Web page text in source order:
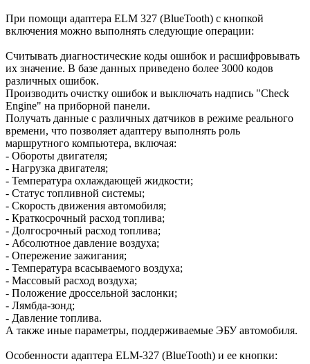
При помощи адаптера ELM 327 (BlueTooth) с кнопкой
включения можно выполнять следующие операции:
Считывать диагностические коды ошибок и расшифровывать
их значение. В базе данных приведено более 3000 кодов
различных ошибок.
Производить очистку ошибок и выключать надпись "Check
Engine" на приборной панели.
Получать данные с различных датчиков в режиме реального
времени, что позволяет адаптеру выполнять роль
маршрутного компьютера, включая:
- Обороты двигателя;
- Нагрузка двигателя;
- Температура охлаждающей жидкости;
- Статус топливной системы;
- Скорость движения автомобиля;
- Краткосрочный расход топлива;
- Долгосрочный расход топлива;
- Абсолютное давление воздуха;
- Опережение зажигания;
- Температура всасываемого воздуха;
- Массовый расход воздуха;
- Положение дроссельной заслонки;
- Лямбда-зонд;
- Давление топлива.
А также иные параметры, поддерживаемые ЭБУ автомобиля.
Особенности адаптера ELM-327 (BlueTooth) и ее кнопки: